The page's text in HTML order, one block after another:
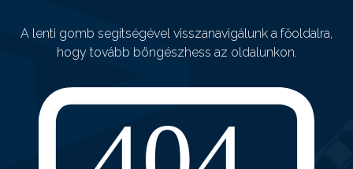
A lenti gomb segítségével visszanavigálunk a főoldalra,
hogy tovább böngészhess az oldalunkon.